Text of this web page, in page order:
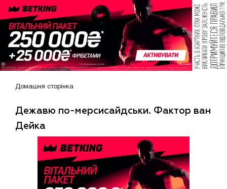
Домашня сторінка
Дежавю по-мерсисайдськи. Фактор ван
Дейка